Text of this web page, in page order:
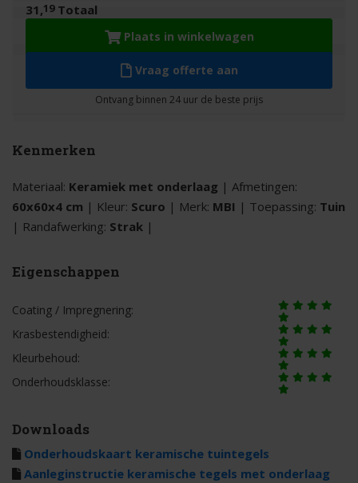
31,19Totaal
Plaats in winkelwagen
Vraag offerte aan
Kenmerken
Materiaal: Keramiek met onderlaag | Afmetingen:
60x60x4 cm | Kleur: Scuro | Merk: MBI | Toepassing: Tuin
| Randafwerking: Strak |
Eigenschappen
Coating / Impregnering:
Krasbestendigheid:
Kleurbehoud:
Onderhoudsklasse:
Downloads
Onderhoudskaart keramische tuintegels
Aanleginstructie keramische tegels met onderlaag